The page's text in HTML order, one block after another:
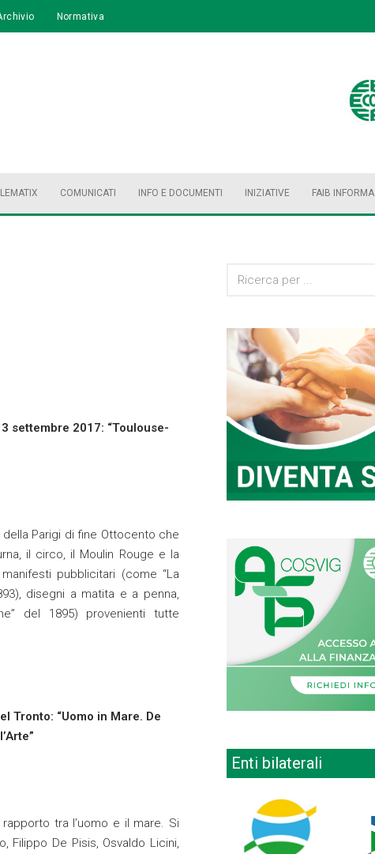
Normativa
COMUNICATI INFO E DOCUMENTI INIZIATIVE FAIB INFORMA
settembre 2017: “Toulouse-
Parigi di fine Ottocento che
il circo, il Moulin Rouge e la
pubblicitari (come “La
disegni a matita e a penna,
del 1895) provenienti tutte
Tronto: “Uomo in Mare. De
tra l’uomo e il mare. Si
De Pisis, Osvaldo Licini,
Enti bilaterali